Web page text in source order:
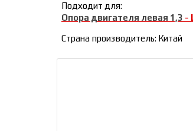
Подходит для:
Опора двигателя левая 1,3 -
Страна производитель: Китай